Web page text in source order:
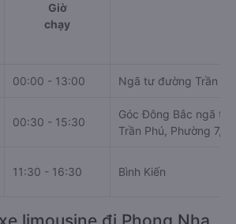
Giờ
chạy
00:00 - 13:00 Ngã tư đường Trần
00:30 - 15:30
Góc Đông Bắc ngã
Trần Phú, Phường 7,
11:30 - 16:30 Bình Kiến